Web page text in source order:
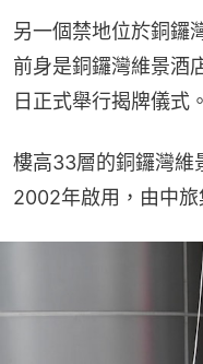
另一個禁地位於銅鑼
前身是銅鑼灣維景酒
日正式舉行揭牌儀式。
樓高33層的銅鑼灣維
2002年啟用，由中旅